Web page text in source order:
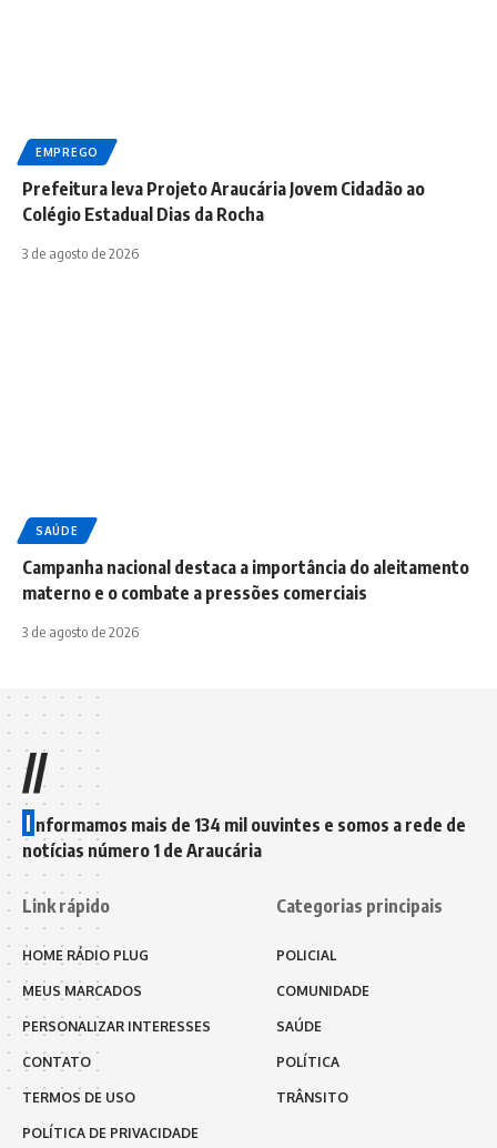
EMPREGO
Prefeitura leva Projeto Araucária Jovem Cidadão ao
Colégio Estadual Dias da Rocha
3 de agosto de 2026
SAÚDE
Campanha nacional destaca a importância do aleitamento
materno e o combate a pressões comerciais
3 de agosto de 2026
//
I nformamos mais de 134 mil ouvintes e somos a rede de
notícias número 1 de Araucária
Link rápido
HOME RÁDIO PLUG
MEUS MARCADOS
PERSONALIZAR INTERESSES
CONTATO
TERMOS DE USO
POLÍTICA DE PRIVACIDADE
Categorias principais
POLICIAL
COMUNIDADE
SAÚDE
POLÍTICA
TRÂNSITO